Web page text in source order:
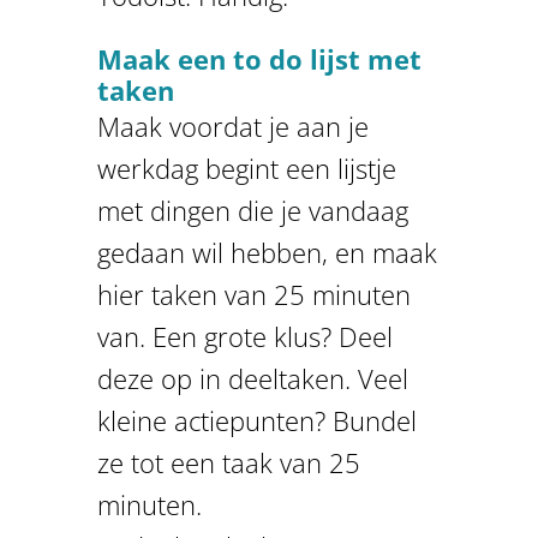
Maak een to do lijst met
taken
Maak voordat je aan je
werkdag begint een lijstje
met dingen die je vandaag
gedaan wil hebben, en maak
hier taken van 25 minuten
van. Een grote klus? Deel
deze op in deeltaken. Veel
kleine actiepunten? Bundel
ze tot een taak van 25
minuten.